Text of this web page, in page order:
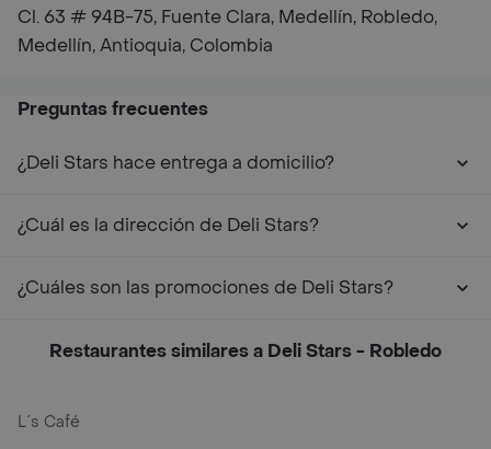
Cl. 63 # 94B-75, Fuente Clara, Medellín, Robledo,
Medellín, Antioquia, Colombia
Preguntas frecuentes
¿Deli Stars hace entrega a domicilio?
¿Cuál es la dirección de Deli Stars?
¿Cuáles son las promociones de Deli Stars?
Restaurantes similares a Deli Stars - Robledo
L´s Café